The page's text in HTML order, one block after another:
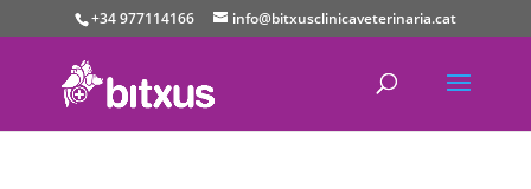
+34 977114166 info@bitxusclinicaveterinaria.cat